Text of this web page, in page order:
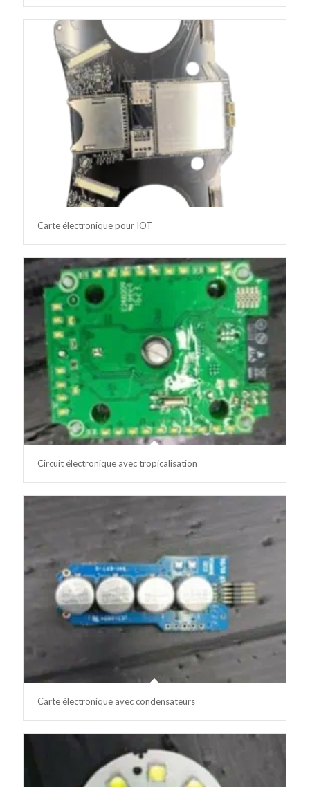
Carte électronique pour IOT
Circuit électronique avec tropicalisation
Carte électronique avec condensateurs